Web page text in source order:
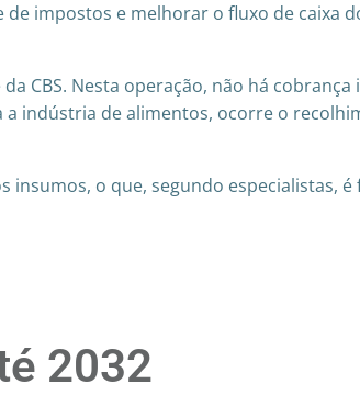
impostos e melhorar o fluxo de caixa
CBS. Nesta operação, não há cobrança
indústria de alimentos, ocorre o
o que, segundo especialistas,
2032